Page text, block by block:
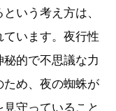
いう考え方は、
います。夜行性
的で不思議な力
ため、夜の蜘蛛が
守っていること